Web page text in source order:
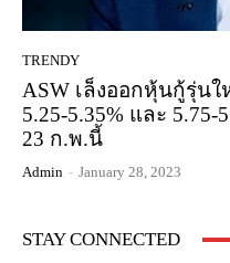
TRENDY
ASW เล็งออกหุ้นกู้รุ่น
5.25-5.35% และ
23 ก.พ.นี้
Admin - January 28, 2023
STAY CONNECTED